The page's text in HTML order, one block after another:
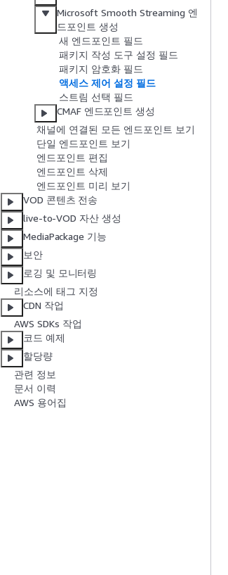
Microsoft Smooth Streaming 엔
드포인트 생성
새 엔드포인트 필드
패키지 작성 도구 설정 필드
패키지 암호화 필드
액세스 제어 설정 필드
스트림 선택 필드
CMAF 엔드포인트 생성
채널에 연결된 모든 엔드포인트 보기
단일 엔드포인트 보기
엔드포인트 편집
엔드포인트 삭제
엔드포인트 미리 보기
VOD 콘텐츠 전송
live-to-VOD 자산 생성
MediaPackage 기능
보안
로깅 및 모니터링
리소스에 태그 지정
CDN 작업
AWS SDKs 작업
코드 예제
할당량
관련 정보
문서 이력
AWS 용어집